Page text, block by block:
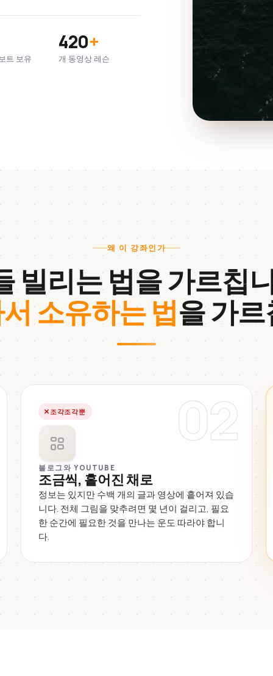
트 보유
420+
개 동영상 레슨
왜 이 강좌인가
빌리는 법을 가르칩
소유하는 법을 가
02
조각조각뿐
블로그와 YOUTUBE
조금씩, 흩어진 채로
정보는 있지만 수백 개의 글과 영상에 흩어져 있습
니다. 전체 그림을 맞추려면 몇 년이 걸리고, 필요
한 순간에 필요한 것을 만나는 운도 따라야 합니
다.